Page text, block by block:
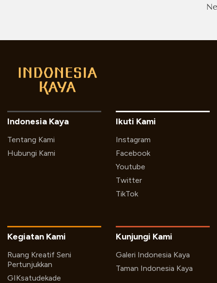
Indonesia Kaya
Tentang Kami
Hubungi Kami
Ikuti Kami
Instagram
Facebook
Youtube
Twitter
TikTok
Kegiatan Kami
Ruang Kreatif Seni
Pertunjukkan
GIKsatudekade
Kunjungi Kami
Galeri Indonesia Kaya
Taman Indonesia Kaya